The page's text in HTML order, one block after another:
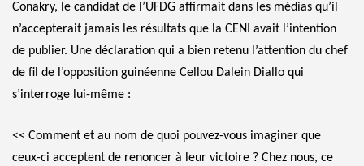
Conakry, le candidat de l’UFDG affirmait dans les médias qu’il
n’accepterait jamais les résultats que la CENI avait l’intention
de publier. Une déclaration qui a bien retenu l’attention du chef
de fil de l’opposition guinéenne Cellou Dalein Diallo qui
s’interroge lui-même :
<< Comment et au nom de quoi pouvez-vous imaginer que
ceux-ci acceptent de renoncer à leur victoire ? Chez nous, ce